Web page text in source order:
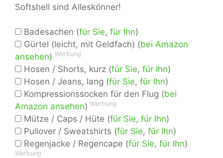
Softshell sind Alleskönner!
Badesachen (für Sie, für Ihn)
Gürtel (leicht, mit Geldfach) (bei Amazon
ansehen) Werbung
Hosen / Shorts, kurz (für Sie, für Ihn)
Hosen / Jeans, lang (für Sie, für Ihn)
Kompressionssocken für den Flug (bei
Amazon ansehen) Werbung
Mütze / Caps / Hüte (für Sie, für Ihn)
Pullover / Sweatshirts (für Sie, für Ihn)
Regenjacke / Regencape (für Sie, für Ihn)
Werbung